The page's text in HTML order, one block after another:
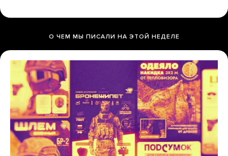
О ЧЕМ МЫ ПИСАЛИ НА ЭТОЙ НЕДЕЛЕ